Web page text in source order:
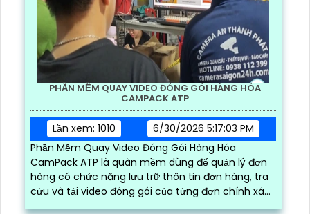
PHẦN MỀM QUAY VIDEO ĐÓNG GÓI HÀNG HÓA
CAMPACK ATP
Lần xem: 1010
6/30/2026 5:17:03 PM
Phần Mềm Quay Video Đóng Gói Hàng Hóa
CamPack ATP là quàn mềm dùng để quản lý đơn
hàng có chức năng lưu trữ thôn tin đơn hàng, tra
cứu và tải video đóng gói của từng đơn chính xác
và nhanh chóng